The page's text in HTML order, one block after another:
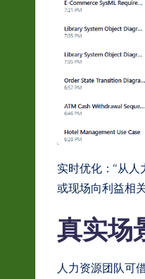
实时优化：“从
或现场向利益相
真实场
人力资源团队可